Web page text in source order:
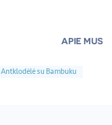
APIE MUS
Antklodėlė su Bambuku